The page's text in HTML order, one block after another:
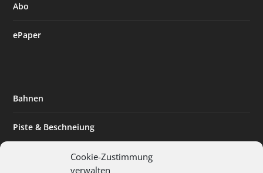
Cookie-Zustimmung
verwalten
Abo
ePaper
Bahnen
Piste & Beschneiung